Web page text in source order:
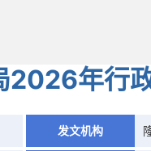
2026年行
发文机构